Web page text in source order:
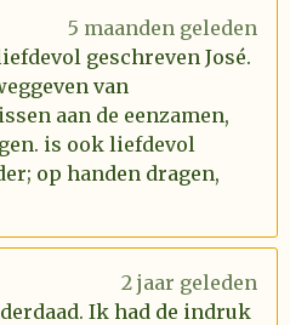
5 maanden geleden
geschreven José.
van
aan de eenzamen,
is ook liefdevol
op handen dragen,
2 jaar geleden
Ik had de indruk